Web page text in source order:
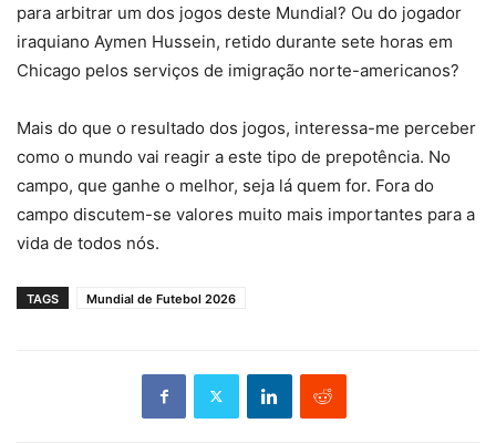
para arbitrar um dos jogos deste Mundial? Ou do jogador
iraquiano Aymen Hussein, retido durante sete horas em
Chicago pelos serviços de imigração norte-americanos?
Mais do que o resultado dos jogos, interessa-me perceber
como o mundo vai reagir a este tipo de prepotência. No
campo, que ganhe o melhor, seja lá quem for. Fora do
campo discutem-se valores muito mais importantes para a
vida de todos nós.
TAGS Mundial de Futebol 2026